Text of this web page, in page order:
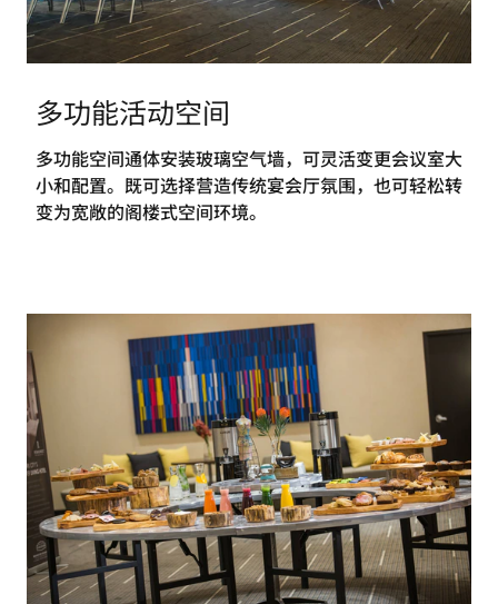
多功能活动空间
多功能空间通体安装玻璃空气墙，可灵活变更会议室大
小和配置。既可选择营造传统宴会厅氛围，也可轻松转
变为宽敞的阁楼式空间环境。